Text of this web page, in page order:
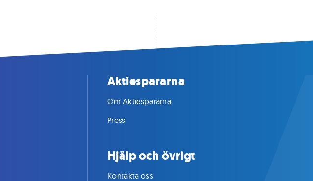
Aktiespararna
Om Aktiespararna
Press
Hjälp och övrigt
Kontakta oss